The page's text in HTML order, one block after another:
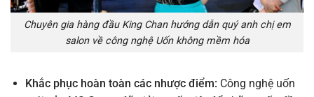
Chuyên gia hàng đầu King Chan hướng dẫn quý anh chị em
salon về công nghệ Uốn không mềm hóa
Khắc phục hoàn toàn các nhược điểm: Công nghệ uốn